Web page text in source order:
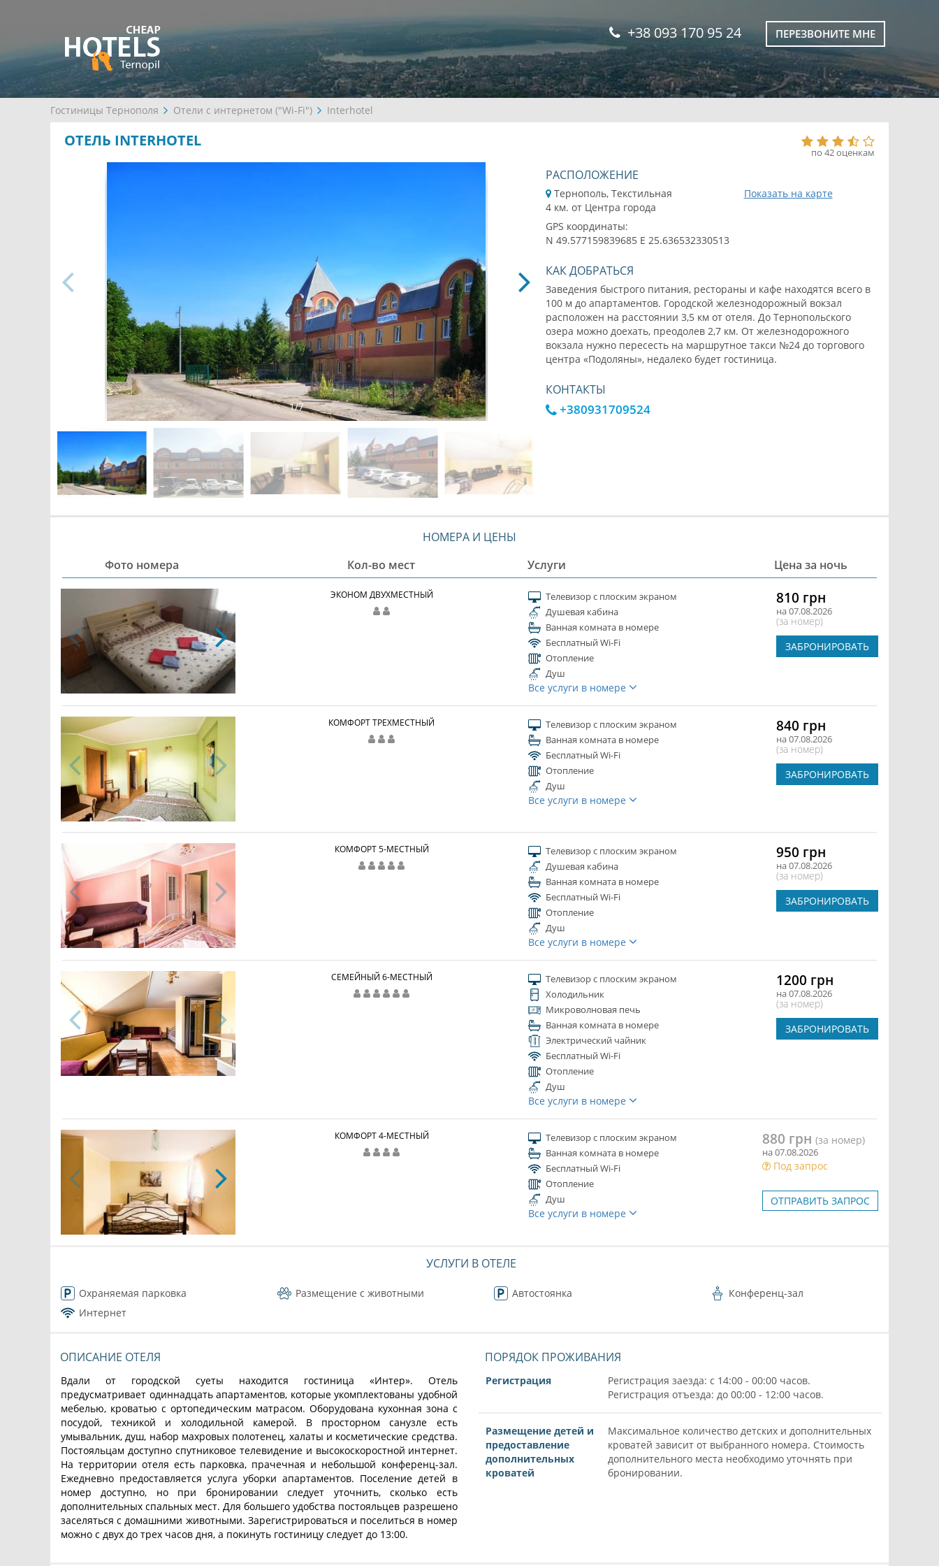
+38 093 170 95 24 ПЕРЕЗВОНИТЕ МНЕ
Гостиницы Тернополя Отели с интернетом ("Wi-Fi") Interhotel
ОТЕЛЬ INTERHOTEL
по 42 оценкам
1/7
РАСПОЛОЖЕНИЕ
Тернополь, Текстильная
Показать на карте
4 км. от Центра города
GPS координаты:
N 49.577159839685 E 25.636532330513
КАК ДОБРАТЬСЯ
Заведения быстрого питания, рестораны и кафе находятся всего в
100 м до апартаментов. Городской железнодорожный вокзал
расположен на расстоянии 3,5 км от отеля. До Тернопольского
озера можно доехать, преодолев 2,7 км. От железнодорожного
вокзала нужно пересесть на маршрутное такси №24 до торгового
центра «Подоляны», недалеко будет гостиница.
КОНТАКТЫ
+380931709524
НОМЕРА И ЦЕНЫ
Фото номера
Кол-во мест Услуги Цена за ночь
ЭКОНОМ ДВУХМЕСТНЫЙ
Телевизор с плоским экраном
Душевая кабина
Ванная комната в номере
Бесплатный Wi-Fi
Отопление
Душ
Все услуги в номере
810 грн
на 07.08.2026
(за номер)
ЗАБРОНИРОВАТЬ
КОМФОРТ ТРЕХМЕСТНЫЙ
Телевизор с плоским экраном
Ванная комната в номере
Бесплатный Wi-Fi
Отопление
Душ
Все услуги в номере
840 грн
на 07.08.2026
(за номер)
ЗАБРОНИРОВАТЬ
КОМФОРТ 5-МЕСТНЫЙ
Телевизор с плоским экраном
Душевая кабина
Ванная комната в номере
Бесплатный Wi-Fi
Отопление
Душ
Все услуги в номере
950 грн
на 07.08.2026
(за номер)
ЗАБРОНИРОВАТЬ
СЕМЕЙНЫЙ 6-МЕСТНЫЙ
Телевизор с плоским экраном
Холодильник
Микроволновая печь
Ванная комната в номере
Электрический чайник
Бесплатный Wi-Fi
Отопление
Душ
Все услуги в номере
1200 грн
на 07.08.2026
(за номер)
ЗАБРОНИРОВАТЬ
КОМФОРТ 4-МЕСТНЫЙ
Телевизор с плоским экраном
Ванная комната в номере
Бесплатный Wi-Fi
Отопление
Душ
Все услуги в номере
880 грн (за номер)
на 07.08.2026
Под запрос
ОТПРАВИТЬ ЗАПРОС
УСЛУГИ В ОТЕЛЕ
Охраняемая парковка Размещение с животными Автостоянка
Конференц-зал
Интернет
ОПИСАНИЕ ОТЕЛЯ
Вдали от городской суеты находится гостиница «Интер». Отель
предусматривает одиннадцать апартаментов, которые укомплектованы удобной
мебелью, кроватью с ортопедическим матрасом. Оборудована кухонная зона с
посудой, техникой и холодильной камерой. В просторном санузле есть
умывальник, душ, набор махровых полотенец, халаты и косметические средства.
Постояльцам доступно спутниковое телевидение и высокоскоростной интернет.
На территории отеля есть парковка, прачечная и небольшой конференц-зал.
Ежедневно предоставляется услуга уборки апартаментов. Поселение детей в
номер доступно, но при бронировании следует уточнить, сколько есть
дополнительных спальных мест. Для большего удобства постояльцев разрешено
заселяться с домашними животными. Зарегистрироваться и поселиться в номер
можно с двух до трех часов дня, а покинуть гостиницу следует до 13:00.
ПОРЯДОК ПРОЖИВАНИЯ
Регистрация
Регистрация заезда: с 14:00 - 00:00 часов.
Регистрация отъезда: до 00:00 - 12:00 часов.
Размещение детей и
предоставление
дополнительных
кроватей
Максимальное количество детских и дополнительных
кроватей зависит от выбранного номера. Стоимость
дополнительного места необходимо уточнять при
бронировании.